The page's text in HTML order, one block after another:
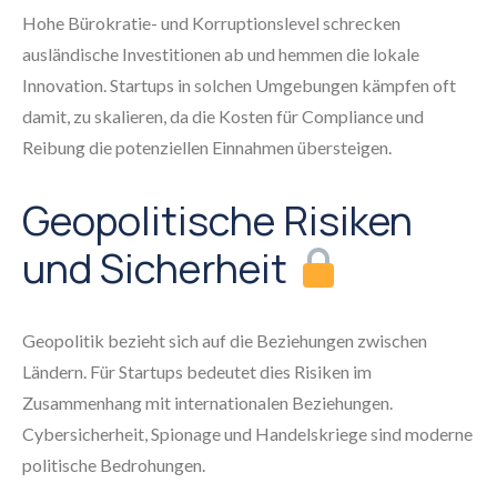
Hohe Bürokratie- und Korruptionslevel schrecken
ausländische Investitionen ab und hemmen die lokale
Innovation. Startups in solchen Umgebungen kämpfen oft
damit, zu skalieren, da die Kosten für Compliance und
Reibung die potenziellen Einnahmen übersteigen.
Geopolitische Risiken
und Sicherheit
Geopolitik bezieht sich auf die Beziehungen zwischen
Ländern. Für Startups bedeutet dies Risiken im
Zusammenhang mit internationalen Beziehungen.
Cybersicherheit, Spionage und Handelskriege sind moderne
politische Bedrohungen.